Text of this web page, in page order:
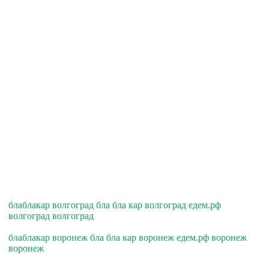
блаблакар волгоград бла бла кар волгоград едем.рф
волгоград волгоград
блаблакар воронеж бла бла кар воронеж едем.рф воронеж
воронеж